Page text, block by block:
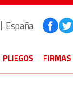
España
PLIEGOS FIRMAS